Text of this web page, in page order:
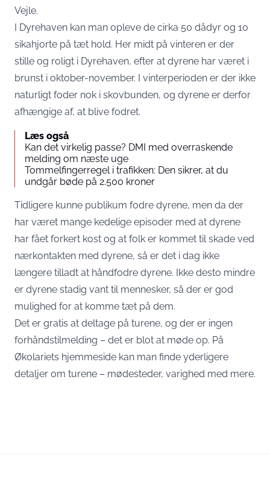
Vejle.
I Dyrehaven kan man opleve de cirka 50 dådyr og 10
sikahjorte på tæt hold. Her midt på vinteren er der
stille og roligt i Dyrehaven, efter at dyrene har været i
brunst i oktober-november. I vinterperioden er der ikke
naturligt foder nok i skovbunden, og dyrene er derfor
afhængige af, at blive fodret.
Læs også
Kan det virkelig passe? DMI med overraskende
melding om næste uge
Tommelfingerregel i trafikken: Den sikrer, at du
undgår bøde på 2.500 kroner
Tidligere kunne publikum fodre dyrene, men da der
har været mange kedelige episoder med at dyrene
har fået forkert kost og at folk er kommet til skade ved
nærkontakten med dyrene, så er det i dag ikke
længere tilladt at håndfodre dyrene. Ikke desto mindre
er dyrene stadig vant til mennesker, så der er god
mulighed for at komme tæt på dem.
Det er gratis at deltage på turene, og der er ingen
forhåndstilmelding – det er blot at møde op. På
Økolariets hjemmeside kan man finde yderligere
detaljer om turene – mødesteder, varighed med mere.